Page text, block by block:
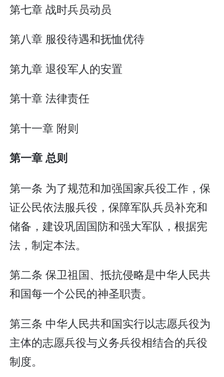
第七章 战时兵员动员
第八章 服役待遇和抚恤优待
第九章 退役军人的安置
第十章 法律责任
第十一章 附则
第一章 总则
第一条 为了规范和加强国家兵役工作，保
证公民依法服兵役，保障军队兵员补充和
储备，建设巩固国防和强大军队，根据宪
法，制定本法。
第二条 保卫祖国、抵抗侵略是中华人民共
和国每一个公民的神圣职责。
第三条 中华人民共和国实行以志愿兵役为
主体的志愿兵役与义务兵役相结合的兵役
制度。